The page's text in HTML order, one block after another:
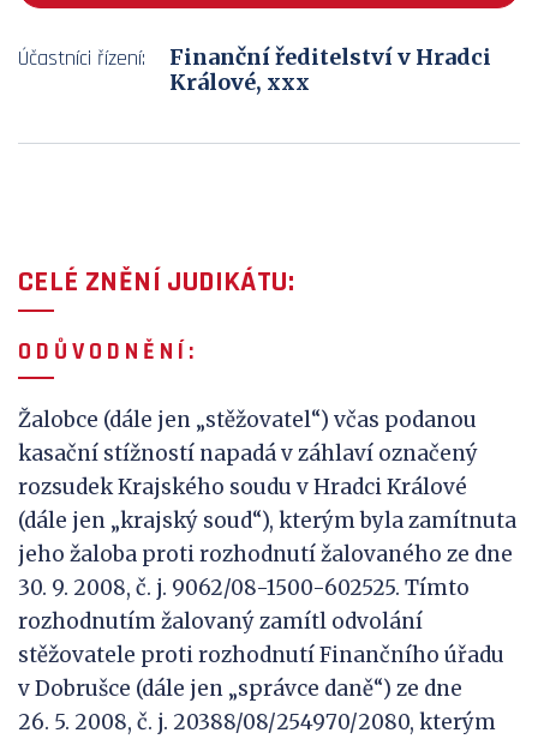
Účastníci řízení:
Finanční ředitelství v Hradci
Králové, xxx
CELÉ ZNĚNÍ JUDIKÁTU:
O D Ů VO D N Ě N Í :
Žalobce (dále jen „stěžovatel“) včas podanou
kasační stížností napadá v záhlaví označený
rozsudek Krajského soudu v Hradci Králové
(dále jen „krajský soud“), kterým byla zamítnuta
jeho žaloba proti rozhodnutí žalovaného ze dne
30. 9. 2008, č. j. 9062/08-1500-602525. Tímto
rozhodnutím žalovaný zamítl odvolání
stěžovatele proti rozhodnutí Finančního úřadu
v Dobrušce (dále jen „správce daně“) ze dne
26. 5. 2008, č. j. 20388/08/254970/2080, kterým